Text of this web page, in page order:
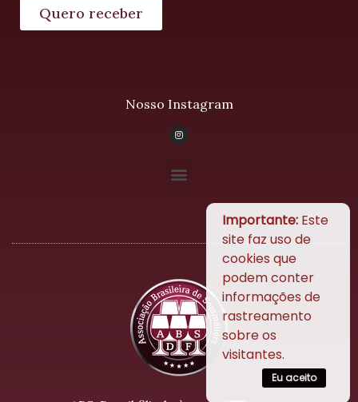
Quero receber
Nosso Instagram
Importante: Este
site faz uso de
cookies que
podem conter
informações de
rastreamento
sobre os
visitantes.
Eu aceito